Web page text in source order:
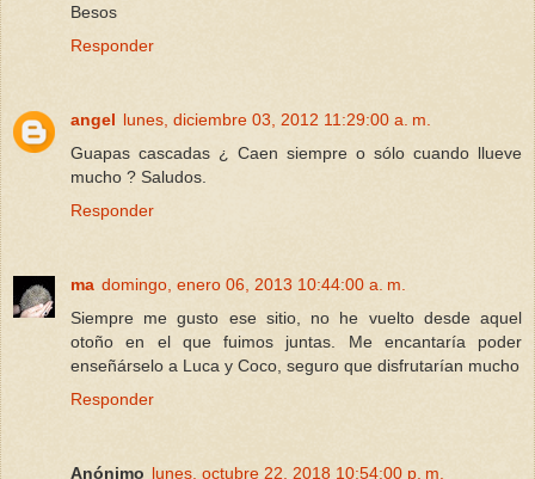
Besos
Responder
angel lunes, diciembre 03, 2012 11:29:00 a. m.
Guapas cascadas ¿ Caen siempre o sólo cuando llueve
mucho ? Saludos.
Responder
ma domingo, enero 06, 2013 10:44:00 a. m.
Siempre me gusto ese sitio, no he vuelto desde aquel
otoño en el que fuimos juntas. Me encantaría poder
enseñárselo a Luca y Coco, seguro que disfrutarían mucho
Responder
Anónimo lunes, octubre 22, 2018 10:54:00 p. m.